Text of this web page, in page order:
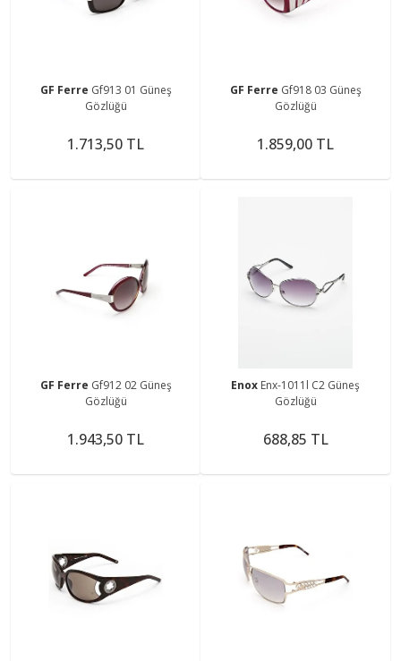
GF Ferre Gf913 01 Güneş
Gözlüğü
1.713,50 TL
GF Ferre Gf918 03 Güneş
Gözlüğü
1.859,00 TL
GF Ferre Gf912 02 Güneş
Gözlüğü
1.943,50 TL
Enox Enx-1011l C2 Güneş
Gözlüğü
688,85 TL